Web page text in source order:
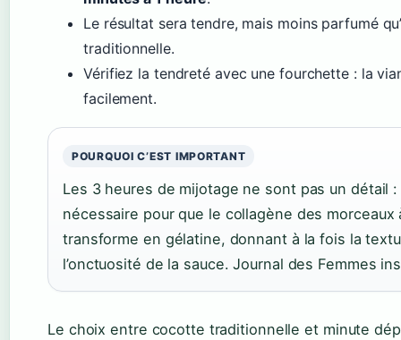
Le résultat sera tendre, mais moins parfumé
traditionnelle.
Vérifiez la tendreté avec une fourchette : la
facilement.
POURQUOI C’EST IMPORTANT
Les 3 heures de mijotage ne sont pas un détail :
nécessaire pour que le collagène des morceaux
transforme en gélatine, donnant à la fois la
l’onctuosité de la sauce. Journal des Femmes
Le choix entre cocotte traditionnelle et minute